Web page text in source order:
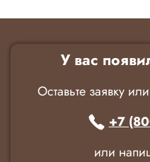
У вас
Оставьте заявку
+7
или